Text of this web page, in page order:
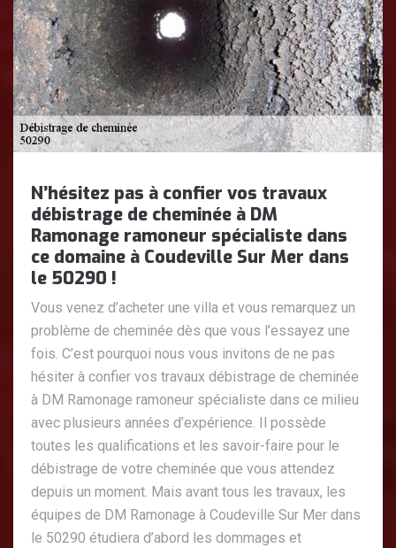
N’hésitez pas à confier vos travaux
débistrage de cheminée à DM
Ramonage ramoneur spécialiste dans
ce domaine à Coudeville Sur Mer dans
le 50290 !
Vous venez d’acheter une villa et vous remarquez un
problème de cheminée dès que vous l’essayez une
fois. C’est pourquoi nous vous invitons de ne pas
hésiter à confier vos travaux débistrage de cheminée
à DM Ramonage ramoneur spécialiste dans ce milieu
avec plusieurs années d’expérience. Il possède
toutes les qualifications et les savoir-faire pour le
débistrage de votre cheminée que vous attendez
depuis un moment. Mais avant tous les travaux, les
équipes de DM Ramonage à Coudeville Sur Mer dans
le 50290 étudiera d’abord les dommages et